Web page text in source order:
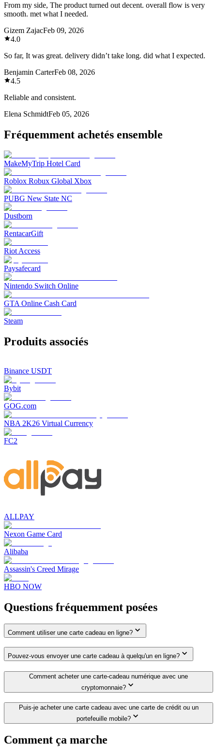
From my side, The product turned out decent. overall flow is very
smooth. met what I needed.
Gizem ZajacFeb 09, 2026
4.0
So far, It was great. delivery didn’t take long. did what I expected.
Benjamin CarterFeb 08, 2026
4.5
Reliable and consistent.
Elena SchmidtFeb 05, 2026
Fréquemment achetés ensemble
MakeMyTrip Hotel Card
Roblox Robux Global Xbox
PUBG New State NC
Dustborn
RentacarGift
Riot Access
Paysafecard
Nintendo Switch Online
GTA Online Cash Card
Steam
Produits associés
Binance USDT
Bybit
GOG.com
NBA 2K26 Virtual Currency
FC2
ALLPAY
Nexon Game Card
Alibaba
Assassin's Creed Mirage
HBO NOW
Questions fréquemment posées
Comment utiliser une carte cadeau en ligne?
Pouvez-vous envoyer une carte cadeau à quelqu'un en ligne?
Comment acheter une carte-cadeau numérique avec une
cryptomonnaie?
Puis-je acheter une carte cadeau avec une carte de crédit ou un
portefeuille mobile?
Comment ça marche